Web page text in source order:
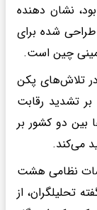
نشان دهنده
شده برای
چین است.
تلاش‌های پکن
تشدید رقابت
بین دو کشور بر
می‌کند.
نظامی هشت
تحلیلگران، از